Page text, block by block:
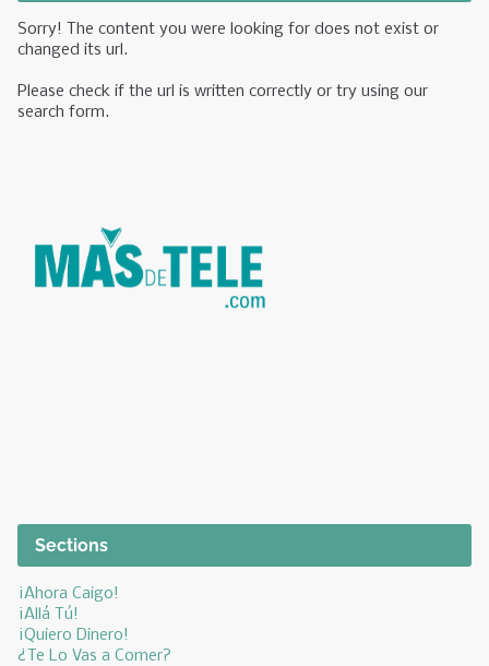
Sorry! The content you were looking for does not exist or
changed its url.
Please check if the url is written correctly or try using our
search form.
Sections
¡Ahora Caigo!
¡Allá Tú!
¡Quiero Dinero!
¿Te Lo Vas a Comer?